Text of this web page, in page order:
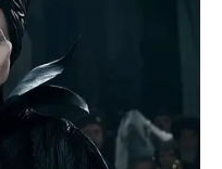
για
στο
Google